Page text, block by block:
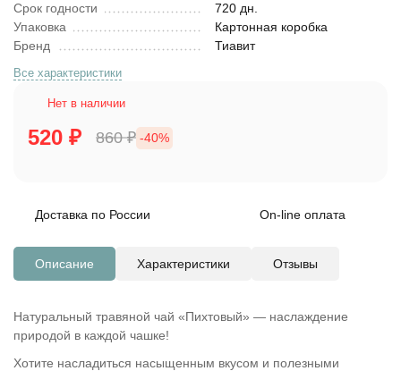
Срок годности
720 дн.
Упаковка
Картонная коробка
Бренд
Тиавит
Все характеристики
Нет в наличии
520 ₽ 860₽ -40%
Доставка по России On-line оплата
Описание Характеристики Отзывы
Натуральный травяной чай «Пихтовый» — наслаждение
природой в каждой чашке!
Хотите насладиться насыщенным вкусом и полезными